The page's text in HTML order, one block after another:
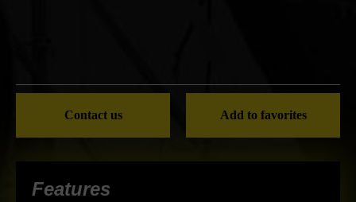
Contact us Add to favorites
Features